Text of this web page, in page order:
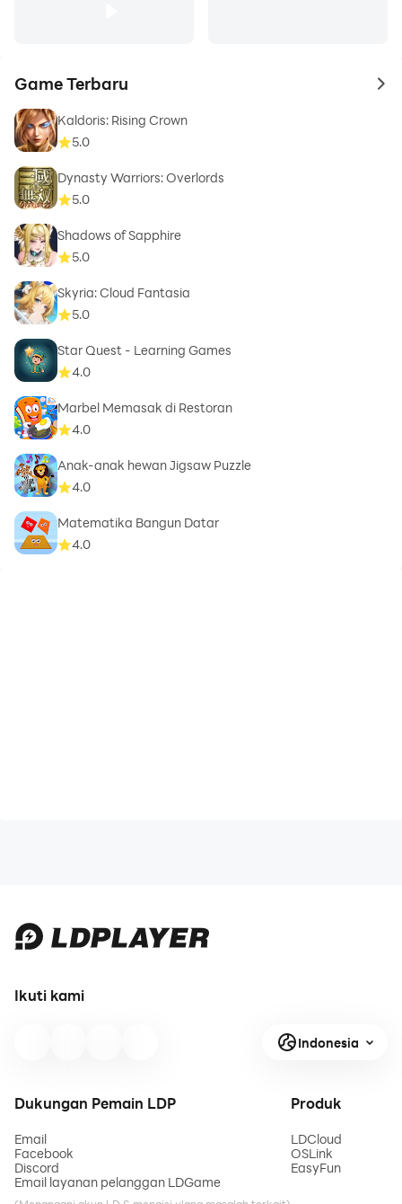
Game Terbaru to
Kaldoris: Rising Crown
5.0
Dynasty Warriors: Overlords
5.0
Shadows of Sapphire
5.0
Skyria: Cloud Fantasia
5.0
Star Quest - Learning Games
4.0
Marbel Memasak di Restoran
4.0
Anak-anak hewan Jigsaw Puzzle
4.0
Matematika Bangun Datar
4.0
Ikuti kami
Indonesia
Dukungan Pemain LDP
Email
Facebook
Discord
Email layanan pelanggan LDGame
Produk
LDCloud
OSLink
EasyFun